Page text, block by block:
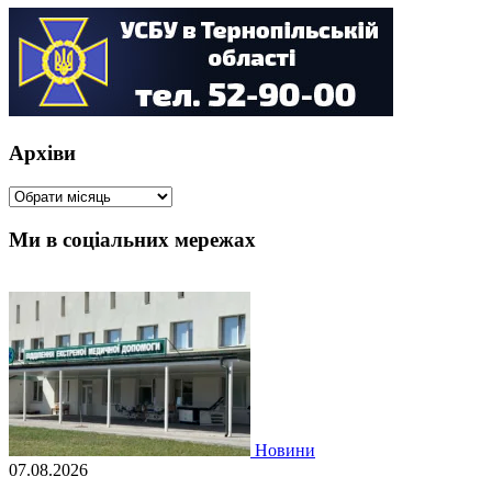
Архіви
Архіви
Ми в соціальних мережах
Новини
07.08.2026